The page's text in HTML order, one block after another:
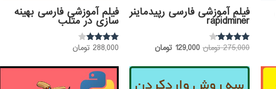
فیلم آموزشی فارسی رپیدماینر
rapidminer
نمره
275,000 تومان قیمت
275,000 تومان
بود.
129,000 تومانقیمت
129,000 تومان.
فیلم آموزشی فارسی بهینه
سازی در متلب
نمره
288,000 تومان